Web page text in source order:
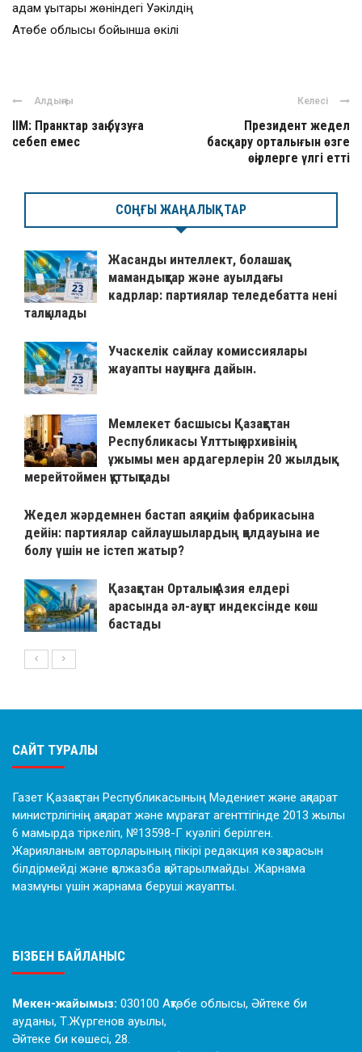
адам құқықтары жөніндегі Уәкілдің
Ақтөбе облысы бойынша өкілі
Алдыңғы
ІІМ: Пранктар заң бұзуға
себеп емес
Келесі
Президент жедел
басқару орталығын өзге
өңірлерге үлгі етті
СОҢҒЫ ЖАҢАЛЫҚТАР
Жасанды интеллект, болашақ
мамандықтар және ауылдағы
кадрлар: партиялар теледебатта нені
талқылады
Учаскелік сайлау комиссиялары
жауапты науқанға дайын.
Мемлекет басшысы Қазақстан
Республикасы Ұлттық архивінің
ұжымы мен ардагерлерін 20 жылдық
мерейтоймен құттықтады
Жедел жәрдемнен бастап аяқкиім фабрикасына
дейін: партиялар сайлаушылардың қолдауына ие
болу үшін не істеп жатыр?
Қазақстан Орталық Азия елдері
арасында әл-ауқат индексінде көш
бастады
САЙТ ТУРАЛЫ
Газет Қазақстан Республикасының Мәдениет және ақпарат
министрлігінің ақпарат және мұрағат агенттігінде 2013 жылы
6 мамырда тіркеліп, №13598-Г куәлігі берілген.
Жарияланым авторларының пікірі редакция көзқарасын
білдірмейді және қолжазба қайтарылмайды. Жарнама
мазмұны үшін жарнама беруші жауапты.
БІЗБЕН БАЙЛАНЫС
Мекен-жайымыз: 030100 Ақтөбе облысы, Әйтеке би
ауданы, Т.Жүргенов ауылы,
Әйтеке би көшесі, 28.